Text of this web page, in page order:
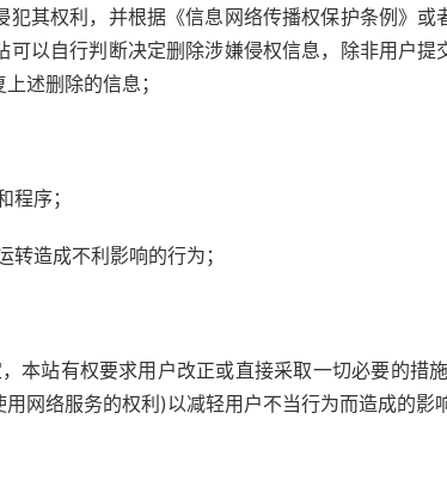
其权利，并根据《信息网络传播权保护条例》或
以自行判断决定删除涉嫌侵权信息，除非用户提
述删除的信息；
序；
造成不利影响的行为；
本站有权要求用户改正或直接采取一切必要的措
网络服务的权利)以减轻用户不当行为而造成的影响